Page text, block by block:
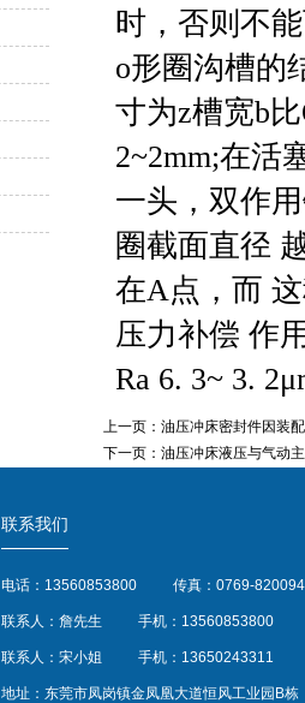
时，否则不
o形圈沟槽的
寸为z槽宽b
2~2mm;在活
一头，双作
圈截面直径
在A点，而
压力补偿 作
Ra 6. 3~ 3.
上一页： 油压冲床密封件因装
下一页： 油压冲床液压与气动
联系我们
电话：13560853800 传真：0769-
联系人：詹先生 手机：13560853800
联系人：宋小姐 手机：13650243311
地址：东莞市凤岗镇金凤凰大道恒风工业园B栋